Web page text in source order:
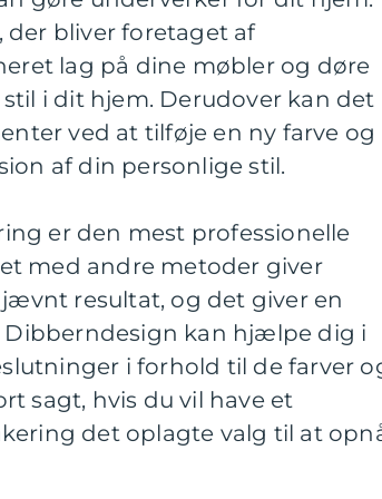
der bliver foretaget af
lag på dine møbler og døre
i dit hjem. Derudover kan det
ved at tilføje en ny farve og
af din personlige stil.
er den mest professionelle
med andre metoder giver
resultat, og det giver en
Dibberndesign kan hjælpe dig i
i forhold til de farver
sagt, hvis du vil have et
det oplagte valg til at